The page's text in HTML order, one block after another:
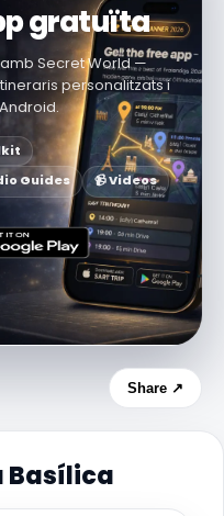
gratuïta
Secret World —
personalitzats i
Guides 📹 Videos
Share ↗
Basílica